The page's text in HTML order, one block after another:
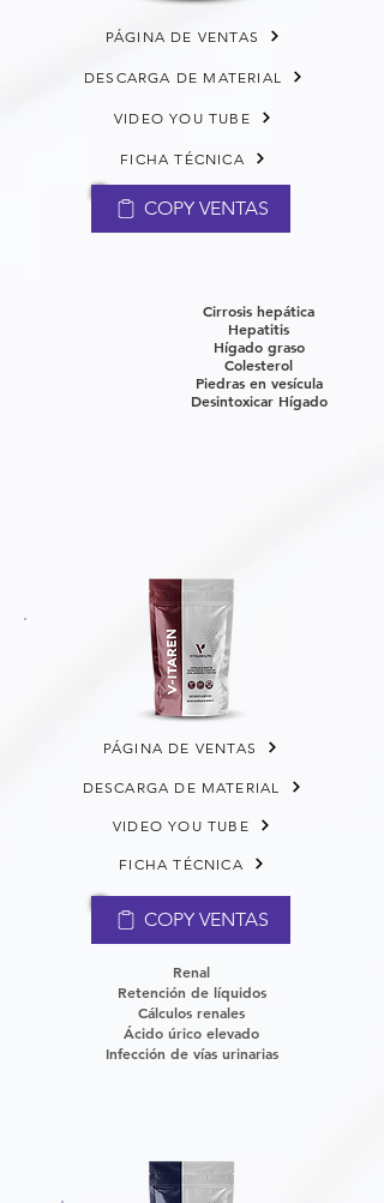
PÁGINA DE VENTAS
DESCARGA DE MATERIAL
VIDEO YOU TUBE
FICHA TÉCNICA
COPY VENTAS
Cirrosis hepática
Hepatitis
Hígado graso
Colesterol
Piedras en vesícula
Desintoxicar Hígado
PÁGINA DE VENTAS
DESCARGA DE MATERIAL
VIDEO YOU TUBE
FICHA TÉCNICA
COPY VENTAS
Renal
Retención de líquidos
Cálculos renales
Ácido úrico elevado
Infección de vías urinarias